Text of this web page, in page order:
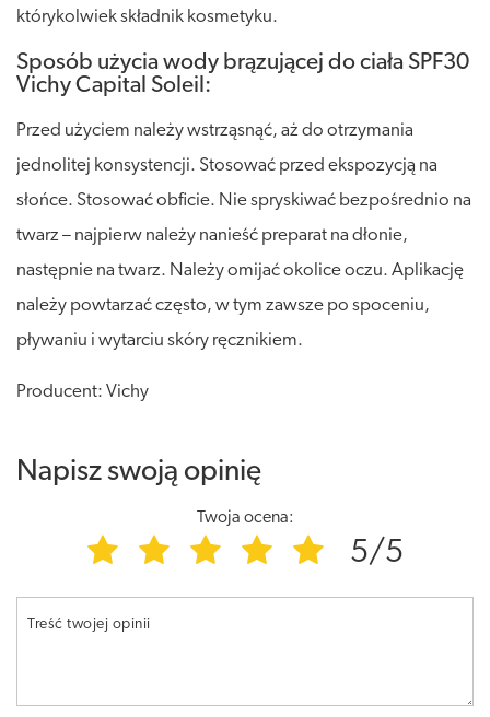
którykolwiek składnik kosmetyku.
Sposób użycia wody brązującej do ciała SPF30
Vichy Capital Soleil:
Przed użyciem należy wstrząsnąć, aż do otrzymania
jednolitej konsystencji. Stosować przed ekspozycją na
słońce. Stosować obficie. Nie spryskiwać bezpośrednio na
twarz – najpierw należy nanieść preparat na dłonie,
następnie na twarz. Należy omijać okolice oczu. Aplikację
należy powtarzać często, w tym zawsze po spoceniu,
pływaniu i wytarciu skóry ręcznikiem.
Producent: Vichy
Napisz swoją opinię
Twoja ocena:
5/5
Treść twojej opinii